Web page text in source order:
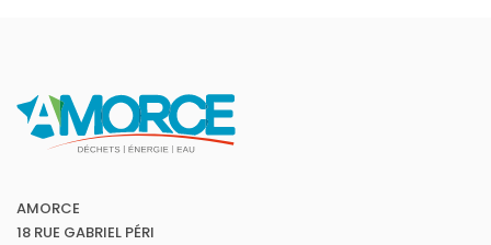
AMORCE
18 RUE GABRIEL PÉRI